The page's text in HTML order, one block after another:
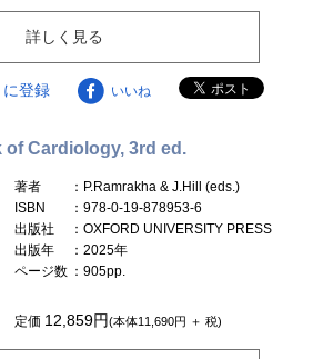
詳しく見る
登録 いいね
Cardiology, 3rd ed.
著者
：P.Ramrakha & J.Hill (eds.)
ISBN
：978-0-19-878953-6
出版社
：OXFORD UNIVERSITY PRESS
出版年
：2025年
ページ数 ：905pp.
定価 12,859円(本体11,690円 ＋ 税)